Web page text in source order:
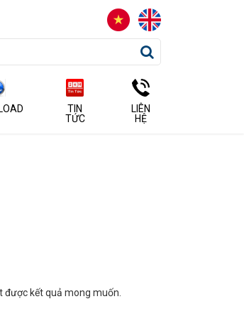
TIN
TỨC
LIÊN
HỆ
được kết quả mong muốn.